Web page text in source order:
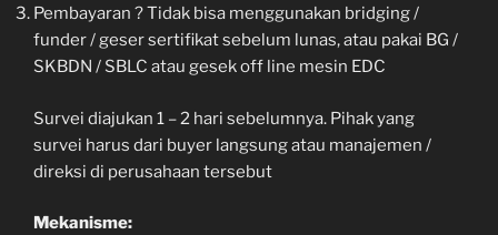
Pembayaran ? Tidak bisa menggunakan bridging /
funder / geser sertifikat sebelum lunas, atau pakai BG /
SKBDN / SBLC atau gesek off line mesin EDC
Survei diajukan 1 – 2 hari sebelumnya. Pihak yang
survei harus dari buyer langsung atau manajemen /
direksi di perusahaan tersebut
Mekanisme: